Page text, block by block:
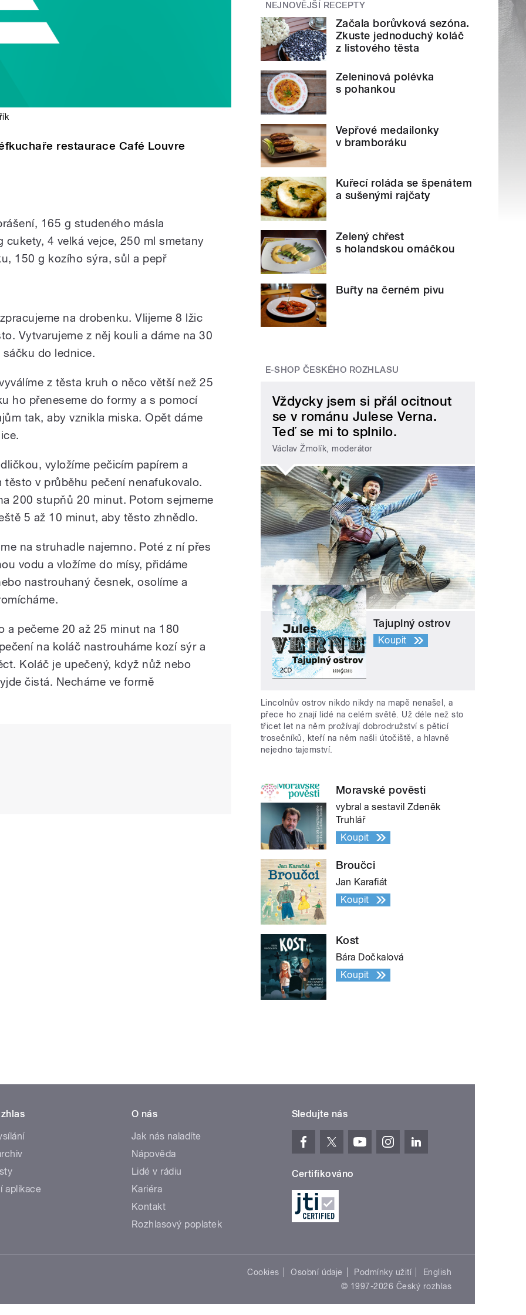
restaurace Café Louvre
165 g studeného másla
cukety, 4 velká vejce, 250 ml smetany
150 g kozího sýra, sůl a pepř
na drobenku. Vlijeme 8 lžic
Vytvarujeme z něj kouli a dáme na 30
do lednice.
z těsta kruh o něco větší než 25
ho přeneseme do formy a s pomocí
tak, aby vznikla miska. Opět dáme
vyložíme pečicím papírem a
těsto v průběhu pečení nenafukovalo.
200 stupňů 20 minut. Potom sejmeme
5 až 10 minut, aby těsto zhnědlo.
na struhadle najemno. Poté z ní přes
vodu a vložíme do mísy, přidáme
nastrouhaný česnek, osolíme a
a pečeme 20 až 25 minut na 180
na koláč nastrouháme kozí sýr a
Koláč je upečený, když nůž nebo
čistá. Necháme ve formě
NEJNOVĚJŠÍ RECEPTY
Začala borůvková sezóna.
Zkuste jednoduchý koláč
z listového těsta
Zeleninová polévka
s pohankou
Vepřové medailonky
v bramboráku
Kuřecí roláda se špenátem
a sušenými rajčaty
Zelený chřest
s holandskou omáčkou
Buřty na černém pivu
E-SHOP ČESKÉHO ROZHLASU
Vždycky jsem si přál ocitnout
se v románu Julese Verna.
Teď se mi to splnilo.
Václav Žmolík, moderátor
Tajuplný ostrov
Koupit
Lincolnův ostrov nikdo nikdy na mapě nenašel, a
přece ho znají lidé na celém světě. Už déle než sto
třicet let na něm prožívají dobrodružství s pěticí
trosečníků, kteří na něm našli útočiště, a hlavně
nejedno tajemství.
Moravské pověsti
vybral a sestavil Zdeněk
Truhlář
Koupit
Broučci
Jan Karafiát
Koupit
Kost
Bára Dočkalová
Koupit
aplikace
O nás
Jak nás naladíte
Nápověda
Lidé v rádiu
Kariéra
Kontakt
Rozhlasový poplatek
Sledujte nás
Certifikováno
Cookies Osobní údaje Podmínky užití
English
© 1997-2026 Český rozhlas